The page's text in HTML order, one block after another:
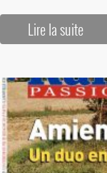
Lire la suite